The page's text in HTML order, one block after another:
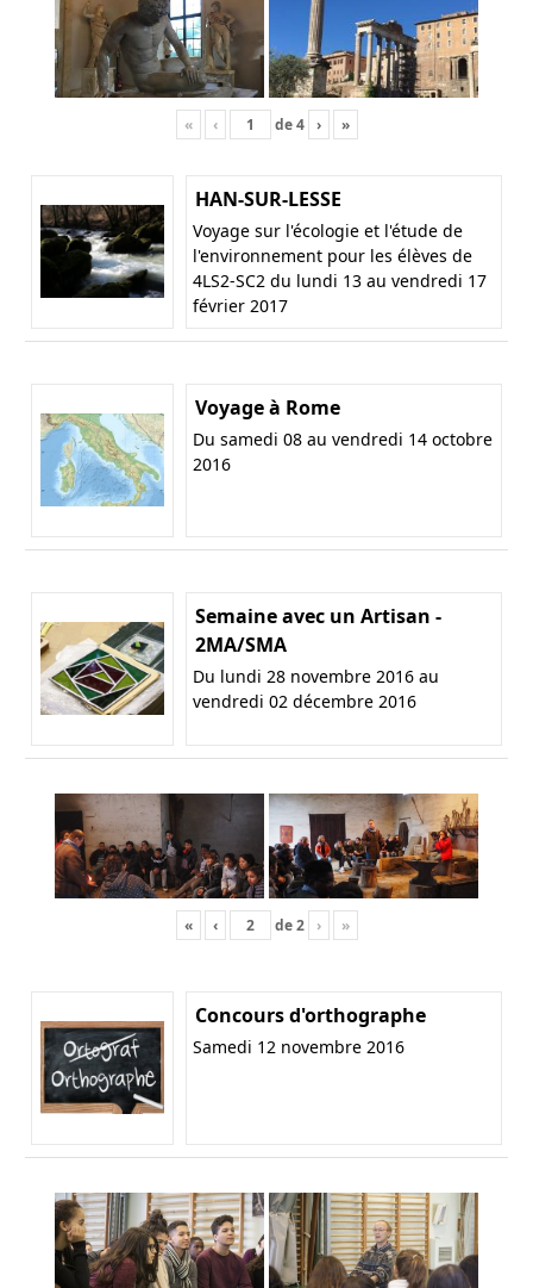
« ‹ de4 › »
HAN-SUR-LESSE
Voyage sur l'écologie et l'étude de
l'environnement pour les élèves de
4LS2-SC2 du lundi 13 au vendredi 17
février 2017
Voyage à Rome
Du samedi 08 au vendredi 14 octobre
2016
Semaine avec un Artisan -
2MA/SMA
Du lundi 28 novembre 2016 au
vendredi 02 décembre 2016
« ‹ de2 › »
Concours d'orthographe
Samedi 12 novembre 2016